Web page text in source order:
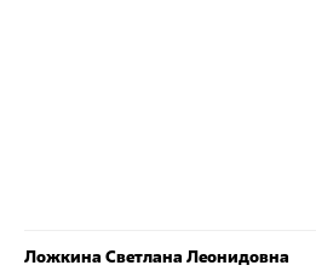
Ложкина Светлана Леонидовна